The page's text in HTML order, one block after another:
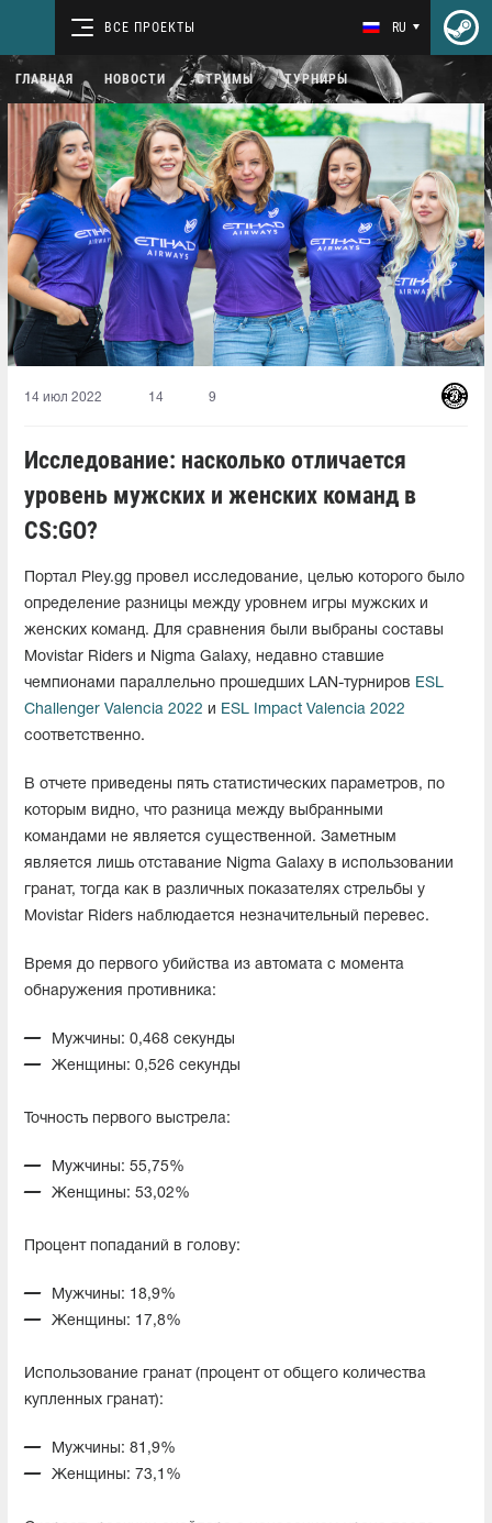
ВСЕ ПРОЕКТЫ RU
ГЛАВНАЯ НОВОСТИ СТРИМЫ ТУРНИРЫ
14 июл 2022 14 9
Исследование: насколько отличается
уровень мужских и женских команд в
CS:GO?
Портал Pley.gg провел исследование, целью которого было
определение разницы между уровнем игры мужских и
женских команд. Для сравнения были выбраны составы
Movistar Riders и Nigma Galaxy, недавно ставшие
чемпионами параллельно прошедших LAN-турниров ESL
Challenger Valencia 2022 и ESL Impact Valencia 2022
соответственно.
В отчете приведены пять статистических параметров, по
которым видно, что разница между выбранными
командами не является существенной. Заметным
является лишь отставание Nigma Galaxy в использовании
гранат, тогда как в различных показателях стрельбы у
Movistar Riders наблюдается незначительный перевес.
Время до первого убийства из автомата с момента
обнаружения противника:
Мужчины: 0,468 секунды
Женщины: 0,526 секунды
Точность первого выстрела:
Мужчины: 55,75%
Женщины: 53,02%
Процент попаданий в голову:
Мужчины: 18,9%
Женщины: 17,8%
Использование гранат (процент от общего количества
купленных гранат):
Мужчины: 81,9%
Женщины: 73,1%